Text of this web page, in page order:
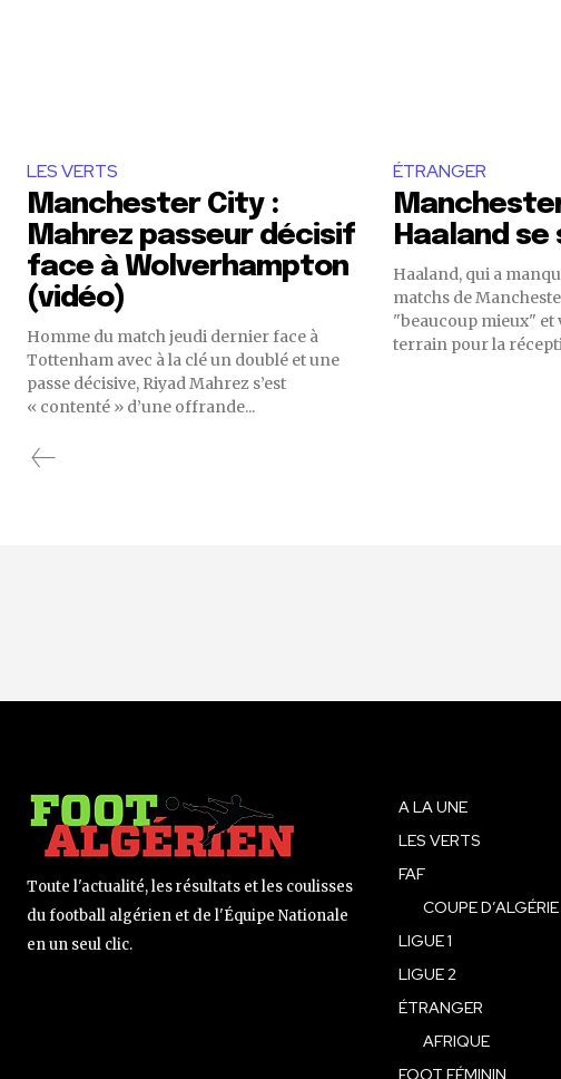
LES VERTS
Manchester City :
Mahrez passeur décisif
face à Wolverhampton
(vidéo)
Homme du match jeudi dernier face à
Tottenham avec à la clé un doublé et une
passe décisive, Riyad Mahrez s’est
« contenté » d’une offrande...
ÉTRANGER
Haaland
Haaland, qui a
matchs de
"beaucoup mieux"
terrain pour la
Toute l'actualité, les résultats et les coulisses
du football algérien et de l'Équipe Nationale
en un seul clic.
A LA UNE
LES VERTS
FAF
COUPE D’ALGÉRIE
LIGUE 1
LIGUE 2
ÉTRANGER
AFRIQUE
FOOT FÉMININ